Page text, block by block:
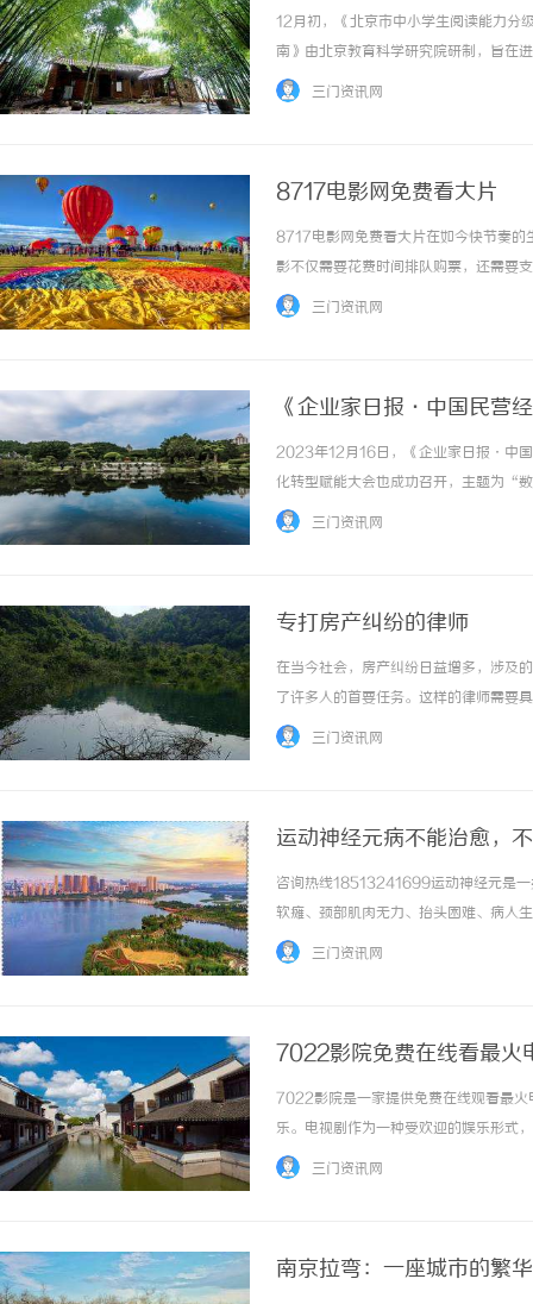
12月初，《北京市中小学生阅读能力分
南》由北京教育科学研究院研制，旨在
养，引导教师关注学生阅读能力的发展
三门资讯网
8717电影网免费看大片
8717电影网免费看大片在如今快节奏的
影不仅需要花费时间排队购票，还需要
出门，随时随地享受电影的魅力。8717
三门资讯网
《企业家日报·中国民营
转型赋能大会圆满落幕
2023年12月16日，《企业家日报·中国
化转型赋能大会也成功召开，主题为“
络部原副部长马文普，国家发改委体改
三门资讯网
专打房产纠纷的律师
在当今社会，房产纠纷日益增多，涉及
了许多人的首要任务。这样的律师需要
先，专打房产纠纷的律师需要深入了解
三门资讯网
运动神经元病不能治愈，
咨询热线18513241699运动神经元是
软瘫、颈部肌肉无力、抬头困难、病人
肺炎、压疮、下肢静脉血栓等并发症。
三门资讯网
7022影院免费在线看最火
7022影院是一家提供免费在线观看最火
乐。电视剧作为一种受欢迎的娱乐形式
门的电视剧或者没有时间去电视上观看
三门资讯网
南京拉弯：一座城市的繁